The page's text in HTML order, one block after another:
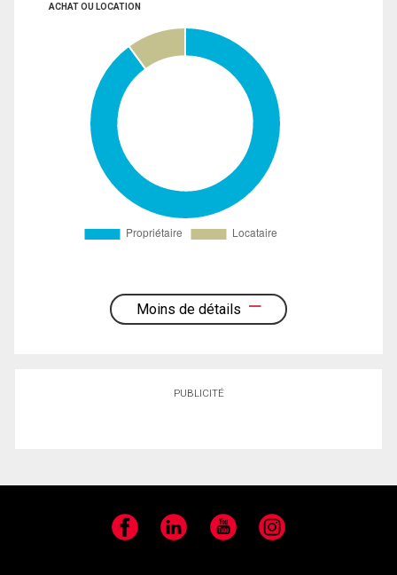
ACHAT OU LOCATION
Moins de détails
PUBLICITÉ
Facebook LinkedIn YouTube Instagram